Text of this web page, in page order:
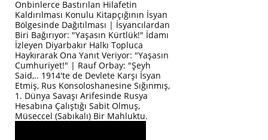
Onbinlerce Bastırılan Hilafetin
Kaldırılması Konulu Kitapçığının İsyan
Bölgesinde Dağıtılması | İsyancılardan
Biri Bağırıyor: "Yaşasın Kürtlük!" İdamı
İzleyen Diyarbakır Halkı Topluca
Haykırarak Ona Yanıt Veriyor: "Yaşasın
Cumhuriyet!" | Rauf Orbay: "Şeyh
Said,.. 1914'te de Devlete Karşı İsyan
Etmiş, Rus Konsoloshanesine Sığınmış,
1. Dünya Savaşı Arifesinde Rusya
Hesabına Çalıştığı Sabit Olmuş,
Müseccel (Sabıkalı) Bir Mahluktu.